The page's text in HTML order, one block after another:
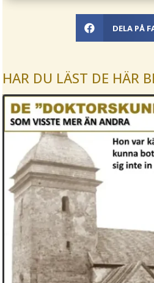
 DELA PÅ
HAR DU LÄST DE HÄR